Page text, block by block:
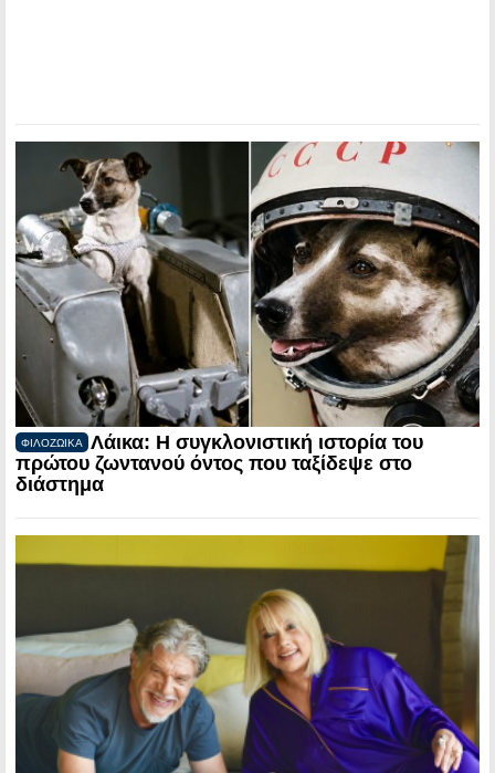
ΦΙΛΟΖΩΙΚΑ
Λάικα: Η συγκλονιστική ιστορία του
πρώτου ζωντανού όντος που ταξίδεψε στο
διάστημα